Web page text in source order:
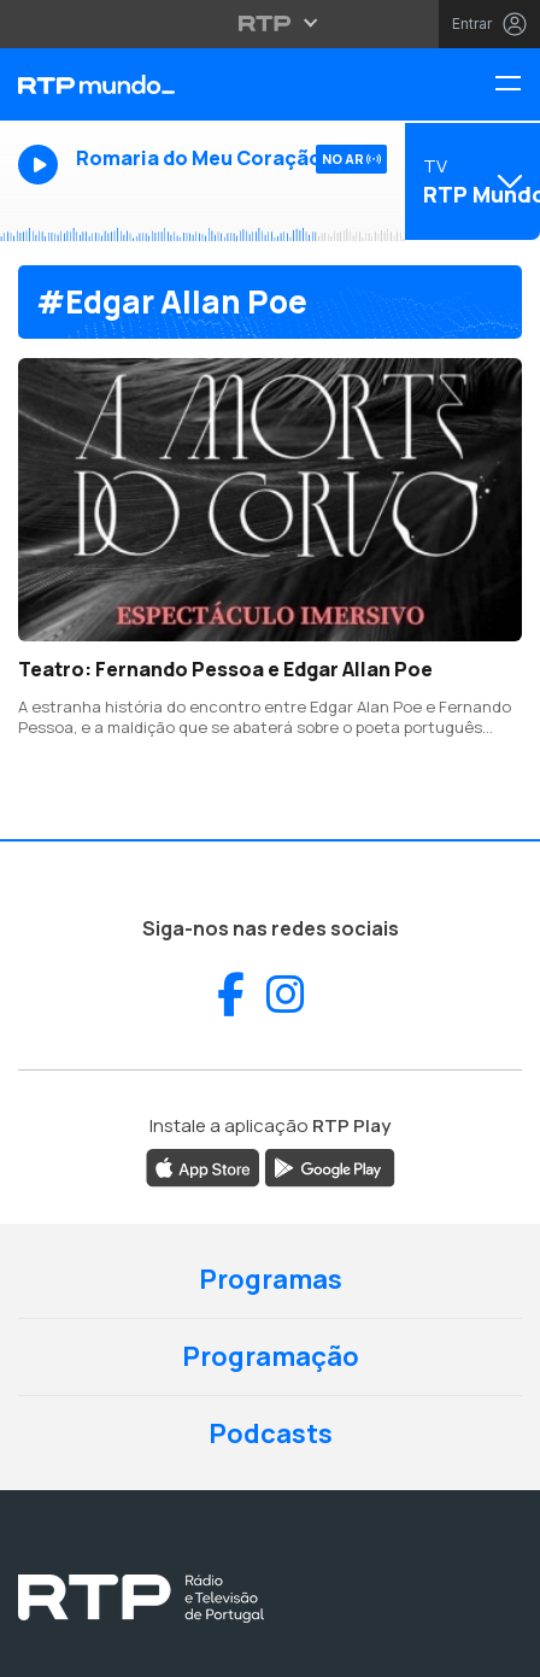
Entrar
Romaria do Meu Coração NO AR TV
RTP
#Edgar Allan Poe
Teatro: Fernando Pessoa e Edgar Allan Poe
A estranha história do encontro entre Edgar Alan Poe e Fernando
Pessoa, e a maldição que se abaterá sobre o poeta português
Siga-nos nas redes sociais
Facebook
Instale a aplicação RTP Play
Programas
Programação
Podcasts